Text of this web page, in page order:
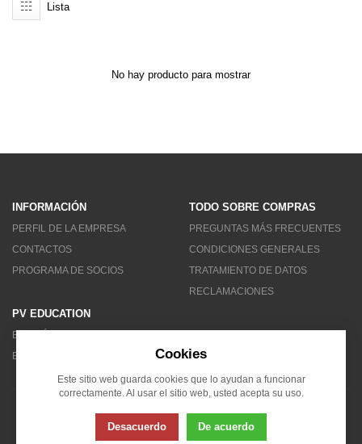
Lista
No hay producto para mostrar
INFORMACIÓN
PERFIL DE LA EMPRESA
CONTACTOS
PROGRAMA DE SOCIOS
TODO SOBRE COMPRAS
PREGUNTAS MÁS FRECUENTES
CONDICIONES GENERALES
TRATAMIENTO DE DATOS
RECLAMACIONES
PV EDUCATION
BOLETÍN DE NOTICIAS
BLOG
© 2007 - 2026 Solarity LAT (Colombia)
Cookies
Este sitio web guarda cookies que lo ayudan a funcionar
correctamente. Al usar el sitio web, usted acepta su uso.
Desacuerdo De acuerdo